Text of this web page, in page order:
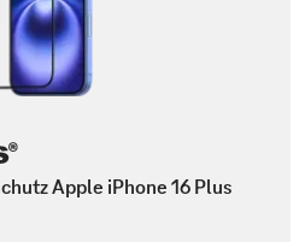
Apple iPhone 16 Plus